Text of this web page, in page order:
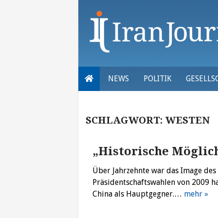
NEWS POLITIK
SCHLAGWORT: WESTEN
„Historische
Über Jahrzehnte war das Image
Präsidentschaftswahlen von 2009
China als Hauptgegner.… mehr »